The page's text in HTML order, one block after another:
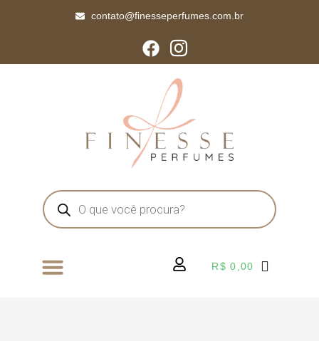
contato@finesseperfumes.com.br
R$ 0,00